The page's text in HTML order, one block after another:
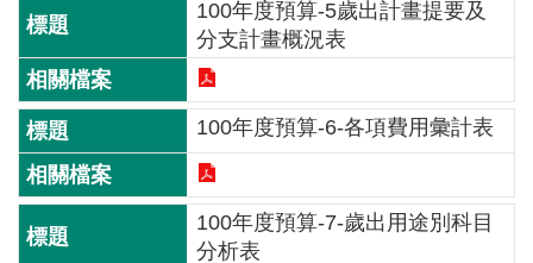
互
交
流
回
首
100年度預算-5歲出計畫提要及
分支計畫概況表
100年度預算-6-各項費用彙計表
100年度預算-7-歲出用途別科目
分析表